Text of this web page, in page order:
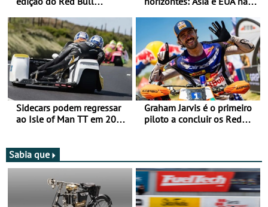
Categorias Adventure -
Vitória na Ultimate, Core e
Lite
Sidecars podem regressar
ao Isle of Man TT em 2027
Graham Jarvis é o primeiro
piloto a concluir os Red
Sabia que